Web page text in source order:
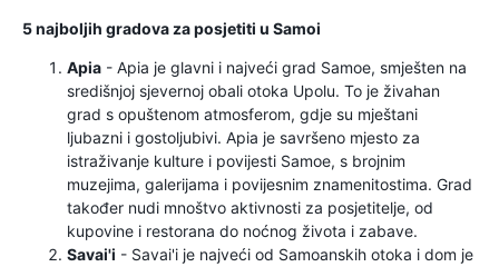
5 najboljih gradova za posjetiti u Samoi
Apia - Apia je glavni i najveći grad Samoe, smješten na
središnjoj sjevernoj obali otoka Upolu. To je živahan
grad s opuštenom atmosferom, gdje su mještani
ljubazni i gostoljubivi. Apia je savršeno mjesto za
istraživanje kulture i povijesti Samoe, s brojnim
muzejima, galerijama i povijesnim znamenitostima. Grad
također nudi mnoštvo aktivnosti za posjetitelje, od
kupovine i restorana do noćnog života i zabave.
Savai'i - Savai'i je najveći od Samoanskih otoka i dom je